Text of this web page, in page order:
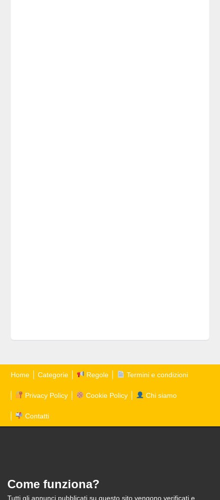
Home Categorie Regole Termini e condizioni
Privacy Policy Cookie Policy Chi siamo
Contatti
Come funziona?
Tutti gli annunci pubblicati su questo sito vengono verificati e